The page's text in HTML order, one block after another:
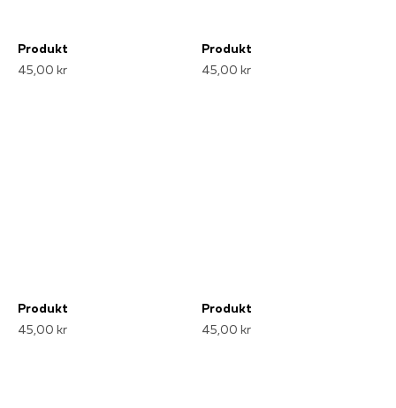
Produkt
45,00 kr
Produkt
45,00 kr
Produkt
45,00 kr
Produkt
45,00 kr